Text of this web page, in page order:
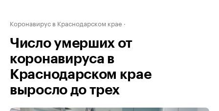
Коронавирус в Краснодарском крае
Число умерших от
коронавируса в
Краснодарском крае
выросло до трех